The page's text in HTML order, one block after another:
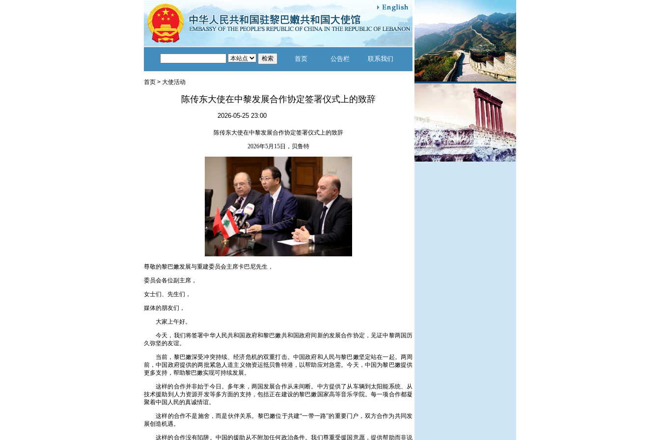
首页 公告栏 联系我们
首页 > 大使活动
陈传东大使在中黎发展合作协定签署仪式上的致辞
2026-05-25 23:00
陈传东大使在中黎发展合作协定签署仪式上的致辞
2026年5月15日，贝鲁特
尊敬的黎巴嫩发展与重建委员会主席卡巴尼先生，
委员会各位副主席，
女士们、先生们，
媒体的朋友们，
大家上午好。
今天，我们将签署中华人民共和国政府和黎巴嫩共和国政府间新的发展合作协定，见证中黎两国历
久弥坚的友谊。
当前，黎巴嫩深受冲突持续、经济危机的双重打击。中国政府和人民与黎巴嫩坚定站在一起。两周
前，中国政府提供的两批紧急人道主义物资运抵贝鲁特港，以帮助应对急需。今天，中国为黎巴嫩提供
更多支持，帮助黎巴嫩实现可持续发展。
这样的合作并非始于今日。多年来，两国发展合作从未间断。中方提供了从车辆到太阳能系统、从
技术援助到人力资源开发等多方面的支持，包括正在建设的黎巴嫩国家高等音乐学院。每一项合作都凝
聚着中国人民的真诚情谊。
这样的合作不是施舍，而是伙伴关系。黎巴嫩位于共建“一带一路”的重要门户，双方合作为共同发
展创造机遇。
这样的合作没有陷阱。中国的援助从不附加任何政治条件。我们尊重受援国意愿，提供帮助而非说